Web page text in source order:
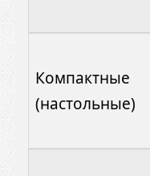
Компактные
(настольные)